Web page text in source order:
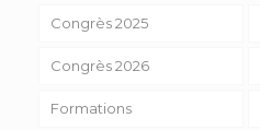
Congrès 2025
Congrès 2026
Formations